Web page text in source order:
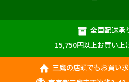
全国配送承
15,750円以上お買い上
三鷹の店頭でもお買い